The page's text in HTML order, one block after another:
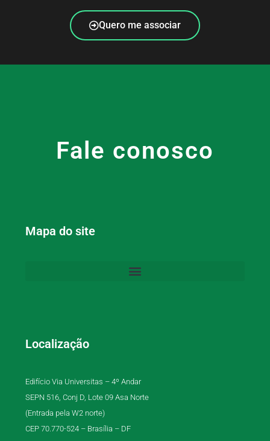
Quero me associar
Fale conosco
Mapa do site
Localização
Edifício Via Universitas – 4º Andar
SEPN 516, Conj D, Lote 09 Asa Norte
(Entrada pela W2 norte)
CEP 70.770-524 – Brasília – DF